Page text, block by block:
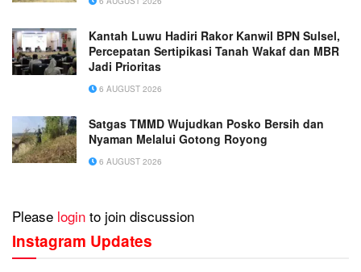
Kantah Luwu Hadiri Rakor Kanwil BPN Sulsel,
Percepatan Sertipikasi Tanah Wakaf dan MBR
Jadi Prioritas
6 AUGUST 2026
Satgas TMMD Wujudkan Posko Bersih dan
Nyaman Melalui Gotong Royong
6 AUGUST 2026
Please login to join discussion
Instagram Updates